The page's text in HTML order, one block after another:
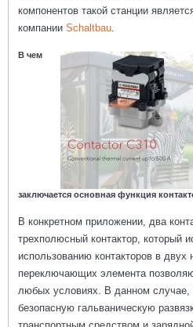
компонентов такой станции
компании Schaltbau
В чем
заключается основная функция
В конкретном приложении, два
трехполюсный контактор, который
использованию контакторов в
переключающих элемента
любых условиях. В данном случае,
безопасную гальваническую